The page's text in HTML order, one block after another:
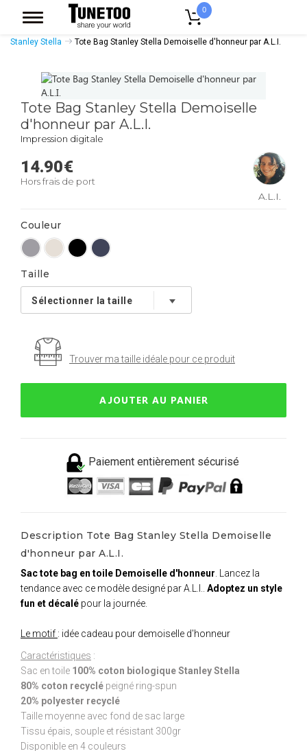
0
Accessoires Casquettes Tote Bags
Stanley Stella
Tote Bag Stanley Stella Demoiselle d'honneur par A.L.I.
Tote Bag Stanley Stella Demoiselle
d'honneur par A.L.I.
Impression digitale
14.90€
Hors frais de port
A.L.I.
Couleur
Taille
Trouver ma taille idéale pour ce produit
AJOUTER AU PANIER
Paiement entièrement sécurisé
Description Tote Bag Stanley Stella Demoiselle
d'honneur par A.L.I.
Sac tote bag en toile Demoiselle d'honneur . Lancez la
tendance avec ce modèle designé par A.L.I.. Adoptez un style
fun et décalé pour la journée.
Le motif : idée cadeau pour demoiselle d'honneur
Caractéristiques :
Sac en toile 100% coton biologique Stanley Stella
80% coton recyclé peigné ring-spun
20% polyester recyclé
Taille moyenne avec fond de sac large
Tissu épais, souple et résistant 300gr
Disponible en 4 couleurs